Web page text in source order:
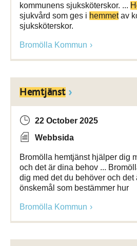
kommunens sjuksköterskor. ...
sjukvård som ges i hemmetav
sjuksköterskor.
Bromölla Kommun
Hemtjänst
22 October 2025
Webbsida
Bromölla hemtjänst hjälper dig
och det är dina behov ...
dig med det du behöver och det
önskemål som bestämmer hur
Bromölla Kommun